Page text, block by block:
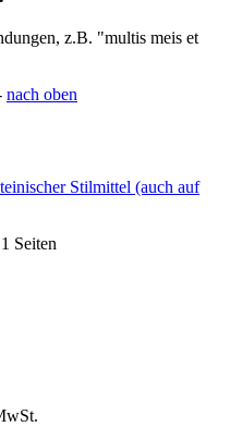
z.B. "multis meis et
nach oben
Seiten